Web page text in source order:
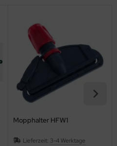
Mopphalter HFW1
Lieferzeit: 3-4 Werktage